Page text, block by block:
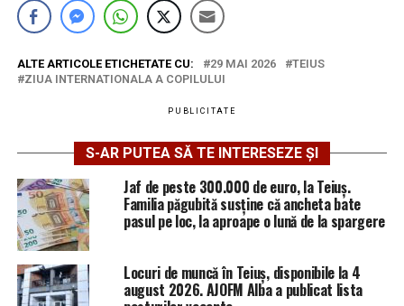
ALTE ARTICOLE ETICHETATE CU: 29 MAI 2026
TEIUS
ZIUA INTERNATIONALA A COPILULUI
PUBLICITATE
S-AR PUTEA SĂ TE INTERESEZE ȘI
Jaf de peste 300.000 de euro, la Teiuș.
Familia păgubită susține că ancheta bate
pasul pe loc, la aproape o lună de la spargere
Locuri de muncă în Teiuș, disponibile la 4
august 2026. AJOFM Alba a publicat lista